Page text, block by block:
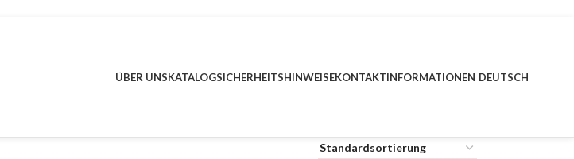
ÜBER UNSKATALOGSICHERHEITSHINWEISEKONTAKTINFORMATIONEN DEUTSCH